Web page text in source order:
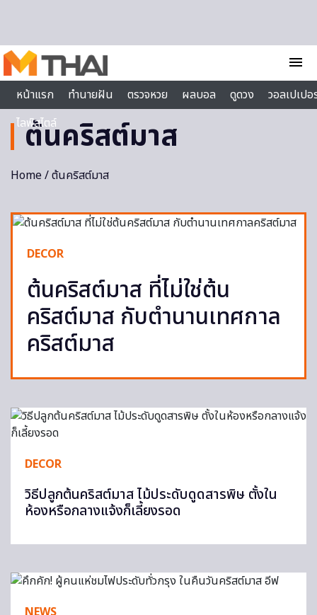
menu
หน้าแรก
ทำนายฝัน ตรวจหวย ผลบอล ดูดวง
วอลเปเป
ไลฟ์สไตล์
ต้นคริสต์มาส
Home/ ต้นคริสต์มาส
DECOR
ต้นคริสต์มาส ที่ไม่ใช่ต้น
คริสต์มาส กับตำนานเทศกาล
คริสต์มาส
DECOR
วิธีปลูกต้นคริสต์มาส ไม้ประดับดูดสารพิษ ตั้งใน
ห้องหรือกลางแจ้งก็เลี้ยงรอด